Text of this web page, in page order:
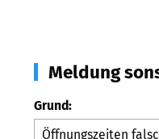
Meldung
Grund: